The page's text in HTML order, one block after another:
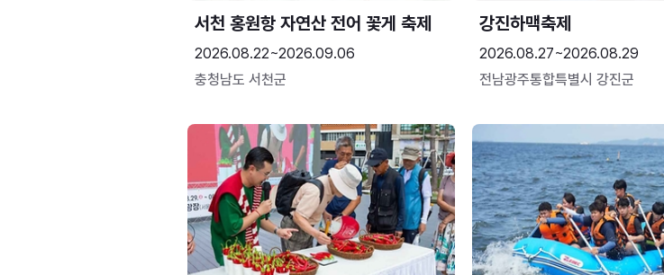
서천 홍원항 자연산 전어 꽃게 축제
2026.08.22~2026.09.06
충청남도 서천군
강진하맥축제
2026.08.27~2026.08.29
전남광주통합특별시 강진군